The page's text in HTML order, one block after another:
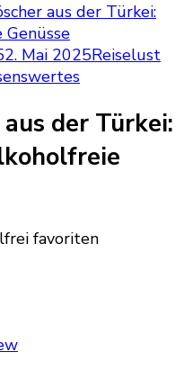
aus der Türkei:
Genüsse
2. Mai 2025Reiselust
der Türkei: